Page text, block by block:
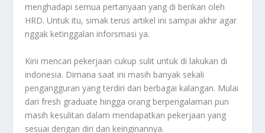
menghadapi semua pertanyaan yang di berikan oleh
HRD. Untuk itu, simak terus artikel ini sampai akhir agar
nggak ketinggalan inforsmasi ya.
Kini mencari pekerjaan cukup sulit untuk di lakukan di
indonesia. Dimana saat ini masih banyak sekali
pengangguran yang terdiri dari berbagai kalangan. Mulai
dari fresh graduate hingga orang berpengalaman pun
masih kesulitan dalam mendapatkan pekerjaan yang
sesuai dengan diri dan keinginannya.